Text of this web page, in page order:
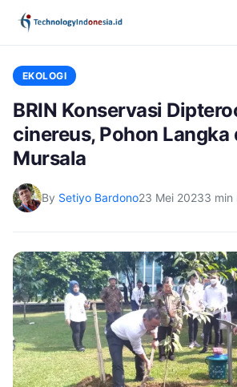
EKOLOGI
BRIN Konservasi
cinereus, Pohon Langka
Mursala
By Setiyo Bardono23 Mei 20233 min